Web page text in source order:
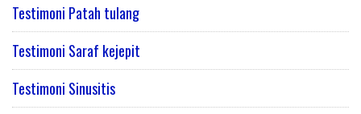
Testimoni Patah tulang
Testimoni Saraf kejepit
Testimoni Sinusitis